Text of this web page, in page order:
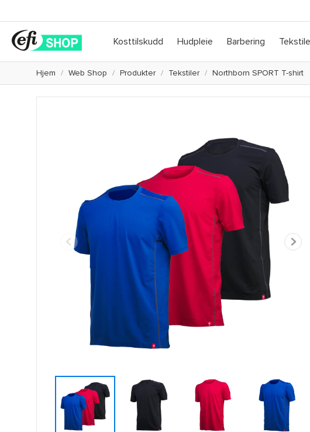
Kosttilskudd Hudpleie Barbering
Hjem Web Shop Produkter Tekstiler Northborn SPORT T-shirt